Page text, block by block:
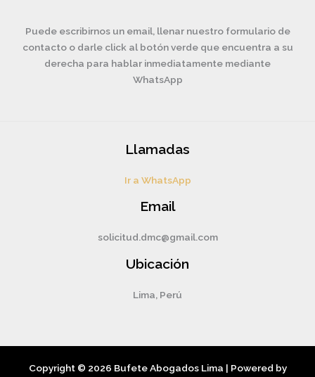
Puede escribirnos un email, llenar nuestro formulario de
contacto o darle click al botón verde que encuentra a su
derecha para hablar inmediatamente mediante
WhatsApp
Llamadas
Ir a WhatsApp
Email
solicitud.dmc@gmail.com
Ubicación
Lima, Perú
Copyright © 2026 Bufete Abogados Lima | Powered by